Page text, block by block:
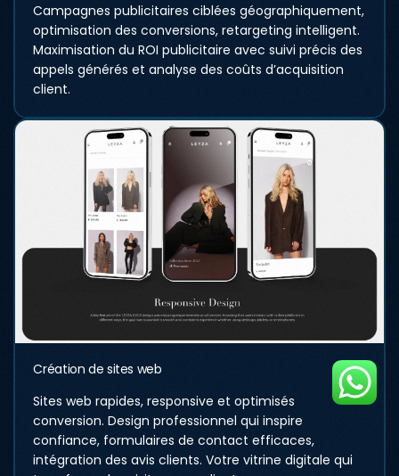
↓
Campagnes publicitaires ciblées géographiquement,
optimisation des conversions, retargeting intelligent.
Maximisation du ROI publicitaire avec suivi précis des
appels générés et analyse des coûts d’acquisition
client.
Création de sites web
Sites web rapides, responsive et optimisés
conversion. Design professionnel qui inspire
confiance, formulaires de contact efficaces,
intégration des avis clients. Votre vitrine digitale qui